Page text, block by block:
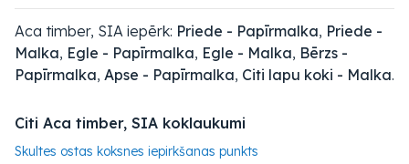
Aca timber, SIA iepērk: Priede - Papīrmalka, Priede -
Malka, Egle - Papīrmalka, Egle - Malka, Bērzs -
Papīrmalka, Apse - Papīrmalka, Citi lapu koki - Malka.
Citi Aca timber, SIA koklaukumi
Skultes ostas koksnes iepirkšanas punkts